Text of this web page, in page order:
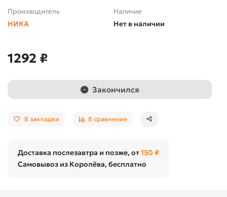
Производитель
НИКА
Наличие
Нет в наличии
1292 ₽
Закончился
В закладки В сравнение
Доставка послезавтра и позже, от150 ₽
Самовывоз из Королёва, бесплатно